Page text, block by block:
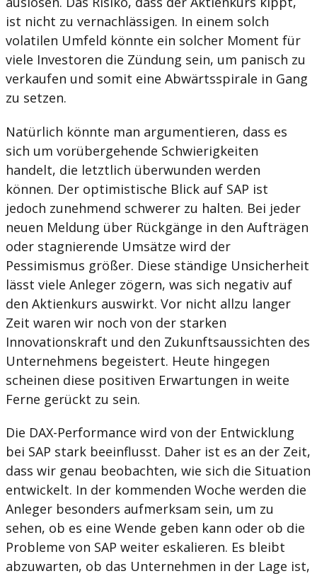
ist nicht zu vernachlässigen. In einem solch
volatilen Umfeld könnte ein solcher Moment für
viele Investoren die Zündung sein, um panisch zu
verkaufen und somit eine Abwärtsspirale in Gang
zu setzen.
Natürlich könnte man argumentieren, dass es
sich um vorübergehende Schwierigkeiten
handelt, die letztlich überwunden werden
können. Der optimistische Blick auf SAP ist
jedoch zunehmend schwerer zu halten. Bei jeder
neuen Meldung über Rückgänge in den Aufträgen
oder stagnierende Umsätze wird der
Pessimismus größer. Diese ständige Unsicherheit
lässt viele Anleger zögern, was sich negativ auf
den Aktienkurs auswirkt. Vor nicht allzu langer
Zeit waren wir noch von der starken
Innovationskraft und den Zukunftsaussichten des
Unternehmens begeistert. Heute hingegen
scheinen diese positiven Erwartungen in weite
Ferne gerückt zu sein.
Die DAX-Performance wird von der Entwicklung
bei SAP stark beeinflusst. Daher ist es an der Zeit,
dass wir genau beobachten, wie sich die Situation
entwickelt. In der kommenden Woche werden die
Anleger besonders aufmerksam sein, um zu
sehen, ob es eine Wende geben kann oder ob die
Probleme von SAP weiter eskalieren. Es bleibt
abzuwarten, ob das Unternehmen in der Lage ist,